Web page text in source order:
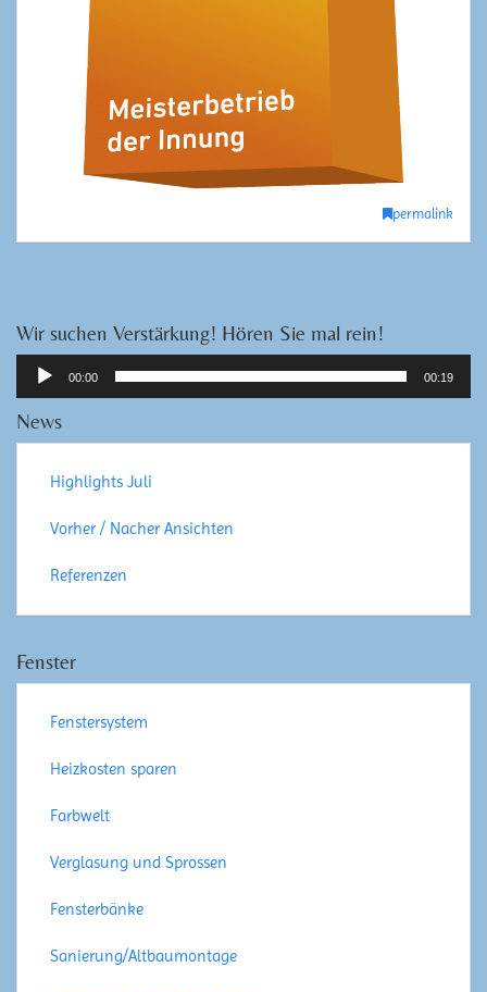
permalink
Wir suchen Verstärkung! Hören Sie mal rein!
Audio-
Player
00:00 00:19
News
Highlights Juli
Vorher / Nacher Ansichten
Referenzen
Fenster
Fenstersystem
Heizkosten sparen
Farbwelt
Verglasung und Sprossen
Fensterbänke
Sanierung/Altbaumontage